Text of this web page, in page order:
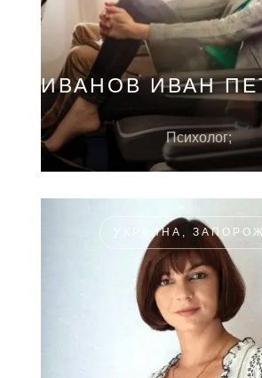
ИВАНОВ ИВАН
Психолог;
УКРАИНА,